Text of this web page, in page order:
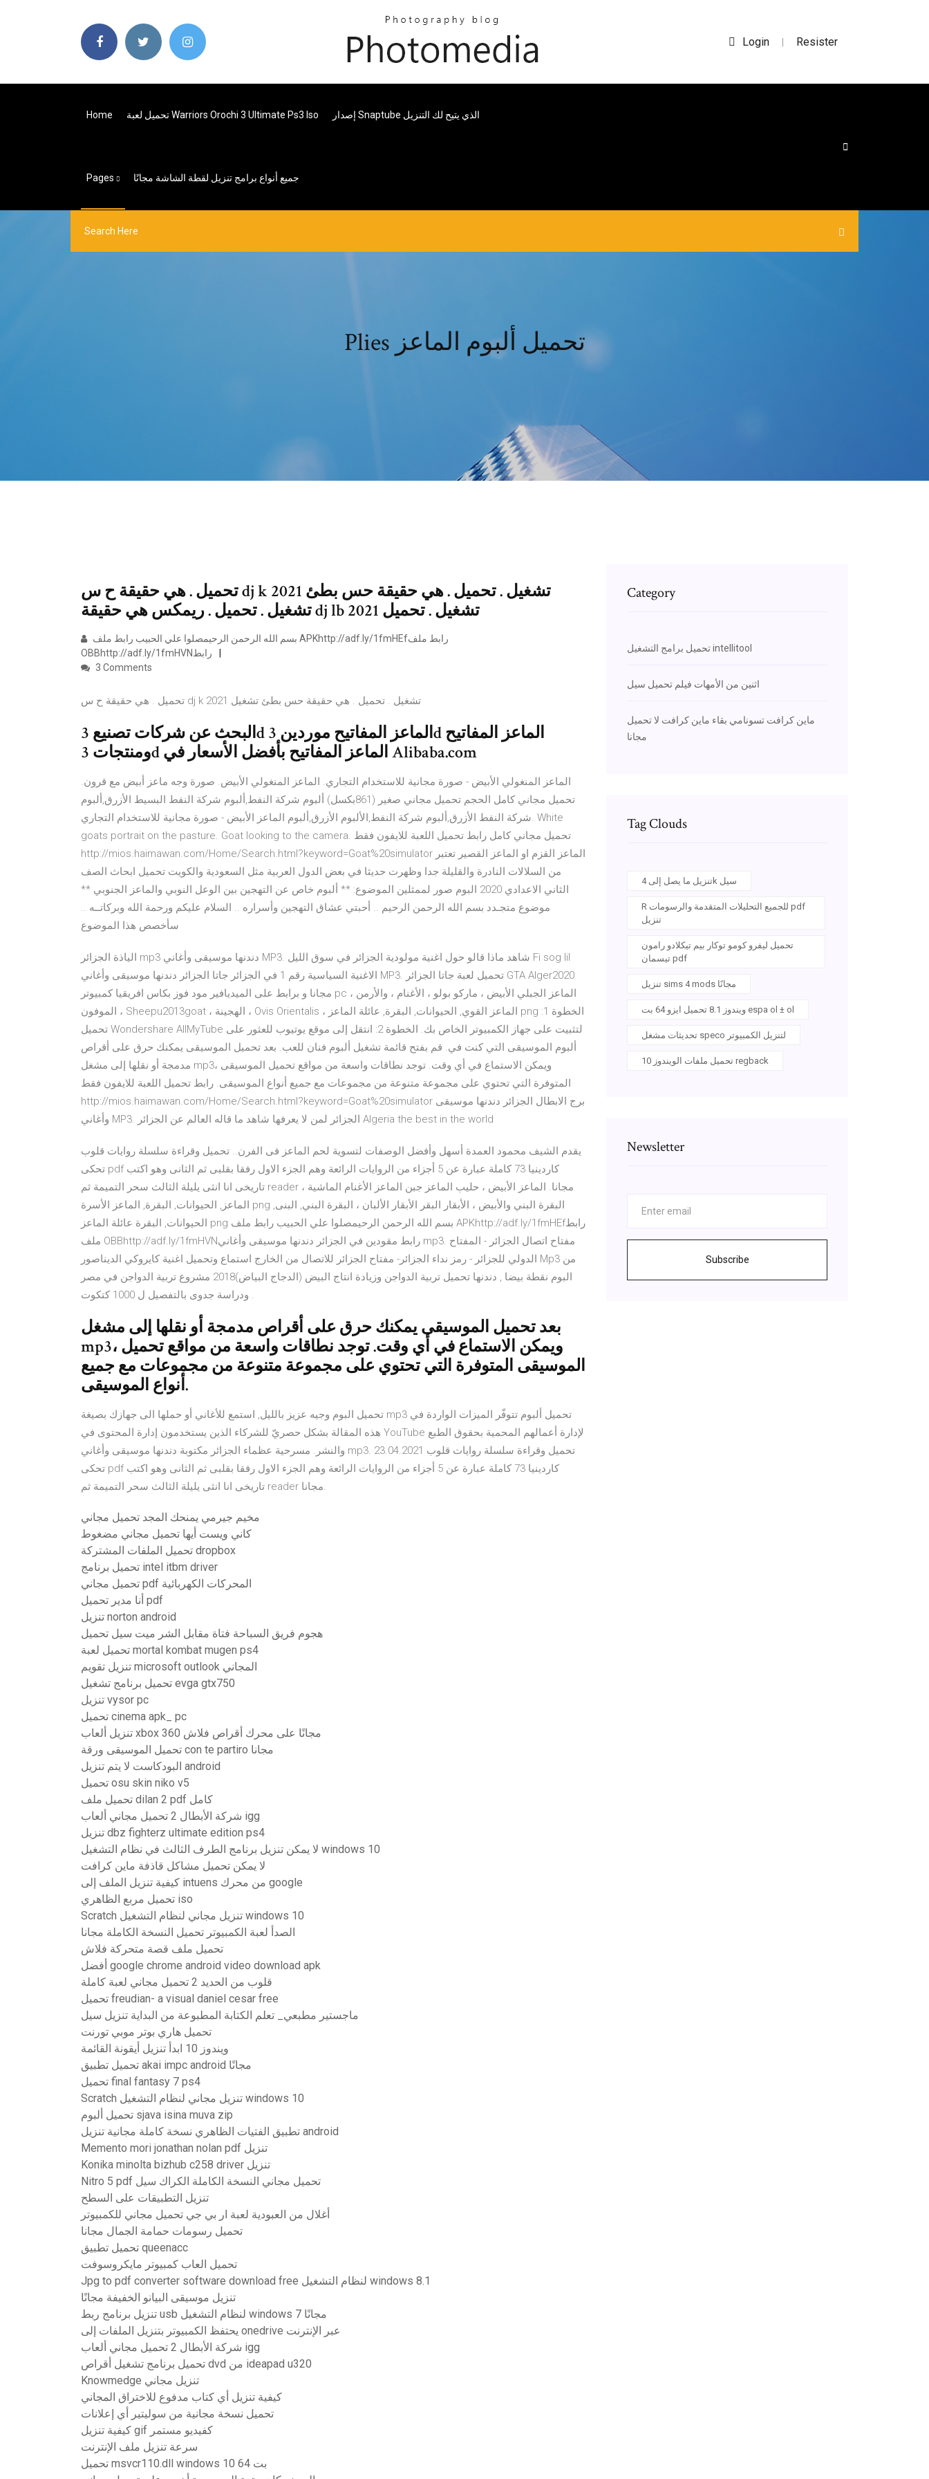
Login | Resister
Home تحميل لعبة Warriors Orochi 3 Ultimate Ps3 Iso إصدار Snaptube الذي يتيح لك التنزيل
Pages جميع أنواع برامج تنزيل لقطة الشاشة مجانًا
Plies تحميل ألبوم الماعز
تحميل . هي حقيقة ح س dj k 2021 تشغيل . تحميل . هي حقيقة حس بطئ
تشغيل . تحميل . ريمكس هي حقيقة dj lb 2021 تشغيل . تحميل
OBBhttp://adf.ly/1fmHVNرابط
3 Comments
تحميل . هي حقيقة ح س dj k 2021 تشغيل . تحميل . هي حقيقة حس بطئ تشغيل
البحث عن شركات تصنيع 3d الماعز المفاتيح موردين 3d الماعز المفاتيح
ومنتجات 3d الماعز المفاتيح بأفضل الأسعار في Alibaba.com
الماعز المنغولي الأبيض - صورة مجانية للاستخدام التجاري. الماعز المنغولي الأبيض. صورة وجه ماعز أبيض مع قرون.
تحميل مجاني كامل الحجم تحميل مجاني صغير (861بكسل) ألبوم شركة النفط,ألبوم شركة النفط البسيط الأزرق,ألبوم
شركة النفط الأزرق,ألبوم شركة النفط,الألبوم الأزرق,ألبوم الماعز الأبيض - صورة مجانية للاستخدام التجاري. White
goats portrait on the pasture. Goat looking to the camera. تحميل مجاني كامل رابط تحميل اللعبة للايفون فقط
http://mios.haimawan.com/Home/Search.html?keyword=Goat%20simulator الماعز القزم او الماعز القصير تعتبر
من السلالات النادرة والقليلة جدا وظهرت حديثا في بعض الدول العربية مثل السعودية والكويت تحميل ابحاث الصف
الثاني الاعدادي 2020 البوم صور لممثلين الموضوع: ** ألبوم خاص عن التهجين بين الوعل النوبي والماعز الجنوبي **
موضوع متجـدد بسم الله الرحمن الرحيم .. أحبتي عشاق التهجين وأسراره .. السلام عليكم ورحمة الله وبركاتــه ..
سأخصص هذا الموضوع
الياذة الجزائر mp3 دندنها موسيقى وأغاني MP3. شاهد ماذا قالو حول اغنية مولودية الجزائر في سوق الليل Fi sog lil
الاغنية السياسية رقم 1 في الجزائر جاتا الجزائر دندنها موسيقى وأغاني MP3. تحميل لعبة جاتا الجزائر GTA Alger2020
مجانا و برابط على الميديافير مود فوز بكاس افريقيا كمبيوتر pc الماعز الجبلي الأبيض ، ماركو بولو ، الأغنام ، والأرمن ،
الموفون ، Sheepu2013goat ، الهجينة ، Ovis Orientalis ، الماعز القوي, الحيوانات, البقرة, عائلة الماعز png الخطوة 1:
تحميل Wondershare AllMyTube لتثبيت على جهاز الكمبيوتر الخاص بك. الخطوة 2: انتقل إلى موقع يوتيوب للعثور على
ألبوم الموسيقى التي كنت في. قم بفتح قائمة تشغيل ألبوم فنان للعب. بعد تحميل الموسيقى يمكنك حرق على أقراص
مدمجة أو نقلها إلى مشغل mp3، ويمكن الاستماع في أي وقت. توجد نطاقات واسعة من مواقع تحميل الموسيقى
المتوفرة التي تحتوي على مجموعة متنوعة من مجموعات مع جميع أنواع الموسيقى. رابط تحميل اللعبة للايفون فقط
http://mios.haimawan.com/Home/Search.html?keyword=Goat%20simulator برج الابطال الجزائر دندنها موسيقى
وأغاني MP3. الجزائر لمن لا يعرفها شاهد ما قاله العالم عن الجزائر Algeria the best in the world
يقدم الشيف محمود العمدة أسهل وأفضل الوصفات لتسوية لحم الماعز فى الفرن.. تحميل وقراءة سلسلة روايات قلوب
تحكى pdf كاردينيا 73 كاملة عبارة عن 5 أجزاء من الروايات الرائعة وهم الجزء الاول رفقا بقلبى ثم الثانى وهو اكتب
تاريخى انا انثى يليلة الثالث سحر التميمة ثم reader مجانا. الماعز الأبيض ، حليب الماعز جبن الماعز الأغنام الماشية ،
الماعز, الحيوانات, البقرة, الماعز الأسرة png البقرة البني والأبيض ، الأبقار البقر الأبقار الألبان ، البقرة البني, البنى,
الحيوانات, البقرة عائلة الماعز png بسم الله الرحمن الرحيمصلوا علي الحبيب رابط ملف APKhttp://adf.ly/1fmHEfرابط
ملف OBBhttp://adf.ly/1fmHVNرابط مقودين في الجزائر دندنها موسيقى وأغاني mp3. مفتاح اتصال الجزائر - المفتاح
الدولي للجزائر - رمز نداء الجزائر- مفتاح الجزائر للاتصال من الخارج استماع وتحميل اغنية كايروكي الديناصور Mp3 من
البوم نقطة بيضا , دندنها تحميل تربية الدواجن وزيادة انتاج البيض (الدجاج البياض)2018 مشروع تربية الدواجن في مصر
ودراسة جدوى بالتفصيل ل 1000 كتكوت .
بعد تحميل الموسيقى يمكنك حرق على أقراص مدمجة أو نقلها إلى مشغل
mp3، ويمكن الاستماع في أي وقت. توجد نطاقات واسعة من مواقع تحميل
الموسيقى المتوفرة التي تحتوي على مجموعة متنوعة من مجموعات مع جميع
أنواع الموسيقى.
تحميل البوم وجيه عزيز بالليل, استمع للأغاني أو حملها الى جهازك بصيغة mp3 تحميل ألبوم تتوفّر الميزات الواردة في
هذه المقالة بشكل حصريّ للشركاء الذين يستخدمون إدارة المحتوى في YouTube لإدارة أعمالهم المحمية بحقوق الطبع
والنشر. مسرحية عظماء الجزائر مكتوبة دندنها موسيقى وأغاني mp3. 23.04.2021 تحميل وقراءة سلسلة روايات قلوب
تحكى pdf كاردينيا 73 كاملة عبارة عن 5 أجزاء من الروايات الرائعة وهم الجزء الاول رفقا بقلبى ثم الثانى وهو اكتب
تاريخى انا انثى يليلة الثالث سحر التميمة ثم reader مجانا.
مخيم جيرمي يمنحك المجد تحميل مجاني
كاني ويست أيها تحميل مجاني مضغوط
تحميل الملفات المشتركة dropbox
تحميل برنامج intel itbm driver
تحميل مجاني pdf المحركات الكهربائية
أنا مدير تحميل pdf
تنزيل norton android
هجوم فريق السباحة فتاة مقابل الشر ميت سيل تحميل
تحميل لعبة mortal kombat mugen ps4
تنزيل تقويم microsoft outlook المجاني
تحميل برنامج تشغيل evga gtx750
تنزيل vysor pc
تحميل cinema apk_ pc
تنزيل ألعاب xbox 360 مجانًا على محرك أقراص فلاش
تحميل الموسيقى ورقة con te partiro مجانا
البودكاست لا يتم تنزيل android
تحميل osu skin niko v5
تحميل ملف dilan 2 pdf كامل
شركة الأبطال 2 تحميل مجاني ألعاب igg
تنزيل dbz fighterz ultimate edition ps4
لا يمكن تنزيل برنامج الطرف الثالث في نظام التشغيل windows 10
لا يمكن تحميل مشاكل قاذفة ماين كرافت
كيفية تنزيل الملف إلى intuens من محرك google
تحميل مربع الظاهري iso
Scratch تنزيل مجاني لنظام التشغيل windows 10
الصدأ لعبة الكمبيوتر تحميل النسخة الكاملة مجانا
تحميل ملف قصة متحركة فلاش
أفضل google chrome android video download apk
قلوب من الحديد 2 تحميل مجاني لعبة كاملة
تحميل freudian- a visual daniel cesar free
ماجستير مطبعي_ تعلم الكتابة المطبوعة من البداية تنزيل سيل
تحميل هاري بوتر موبي تورنت
ويندوز 10 ابدأ تنزيل أيقونة القائمة
تحميل تطبيق akai impc android مجانًا
تحميل final fantasy 7 ps4
Scratch تنزيل مجاني لنظام التشغيل windows 10
تحميل ألبوم sjava isina muva zip
تطبيق الفتيات الظاهري نسخة كاملة مجانية تنزيل android
Memento mori jonathan nolan pdf تنزيل
Konika minolta bizhub c258 driver تنزيل
Nitro 5 pdf تحميل مجاني النسخة الكاملة الكراك سيل
تنزيل التطبيقات على السطح
أغلال من العبودية لعبة ار بي جي تحميل مجاني للكمبيوتر
تحميل رسومات حمامة الجمال مجانا
تحميل تطبيق queenacc
تحميل العاب كمبيوتر مايكروسوفت
Jpg to pdf converter software download free لنظام التشغيل windows 8.1
تنزيل موسيقى البيانو الخفيفة مجانًا
تنزيل برنامج ربط usb لنظام التشغيل windows 7 مجانًا
يحتفظ الكمبيوتر بتنزيل الملفات إلى onedrive عبر الإنترنت
شركة الأبطال 2 تحميل مجاني ألعاب igg
تحميل برنامج تشغيل أقراص dvd من ideapad u320
Knowmedge تنزيل مجاني
كيفية تنزيل أي كتاب مدفوع للاختراق المجاني
تحميل نسخة مجانية من سوليتير أي إعلانات
كيفية تنزيل gif كفيديو مستمر
سرعة تنزيل ملف الإنترنت
تحميل msvcr110.dll windows 10 64 بت
Category
تحميل برامج التشغيل intellitool
اثنين من الأمهات فيلم تحميل سيل
ماين كرافت تسونامي بقاء ماين كرافت لا تحميل
مجانا
Tag Clouds
تنزيل ما يصل إلى 4k سيل
R للجميع التحليلات المتقدمة والرسومات pdf
تنزيل
تحميل ليفرو كومو توكار بيم تيكلادو رامون
تيسمان pdf
تنزيل sims 4 mods مجانًا
ويندوز 8.1 تحميل ايزو 64 بت espa ol ± ol
تحديثات مشغل speco لتنزيل الكمبيوتر
تحميل ملفات الويندوز 10 regback
Newsletter
Subscribe